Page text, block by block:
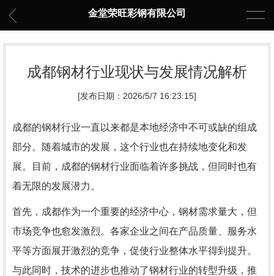
金堂荣旺彩钢有限公司
成都钢材行业现状与发展情况解析
[发布日期：2026/5/7 16:23:15]
成都的钢材行业一直以来都是本地经济中不可或缺的组成
部分。随着城市的发展，这个行业也在持续地变化和发
展。目前，成都的钢材行业面临着许多挑战，但同时也有
着无限的发展潜力。
首先，成都作为一个重要的经济中心，钢材需求量大，但
市场竞争也愈发激烈。各家企业之间在产品质量、服务水
平等方面展开激烈的竞争，促使行业整体水平得到提升。
与此同时，技术的进步也推动了钢材行业的转型升级，推